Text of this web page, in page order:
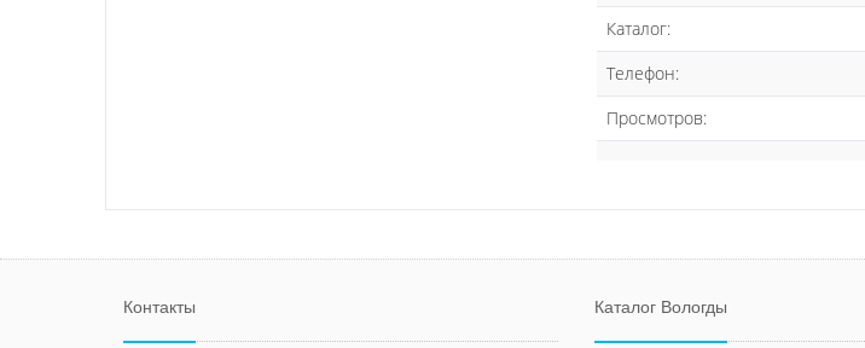
Каталог:
Телефон:
Просмотров:
Контакты Каталог Вологды